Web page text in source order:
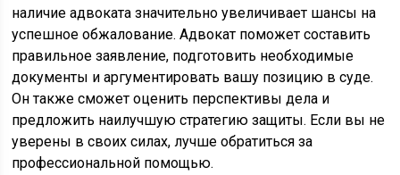
наличие адвоката значительно увеличивает шансы на
успешное обжалование. Адвокат поможет составить
правильное заявление, подготовить необходимые
документы и аргументировать вашу позицию в суде.
Он также сможет оценить перспективы дела и
предложить наилучшую стратегию защиты. Если вы не
уверены в своих силах, лучше обратиться за
профессиональной помощью.